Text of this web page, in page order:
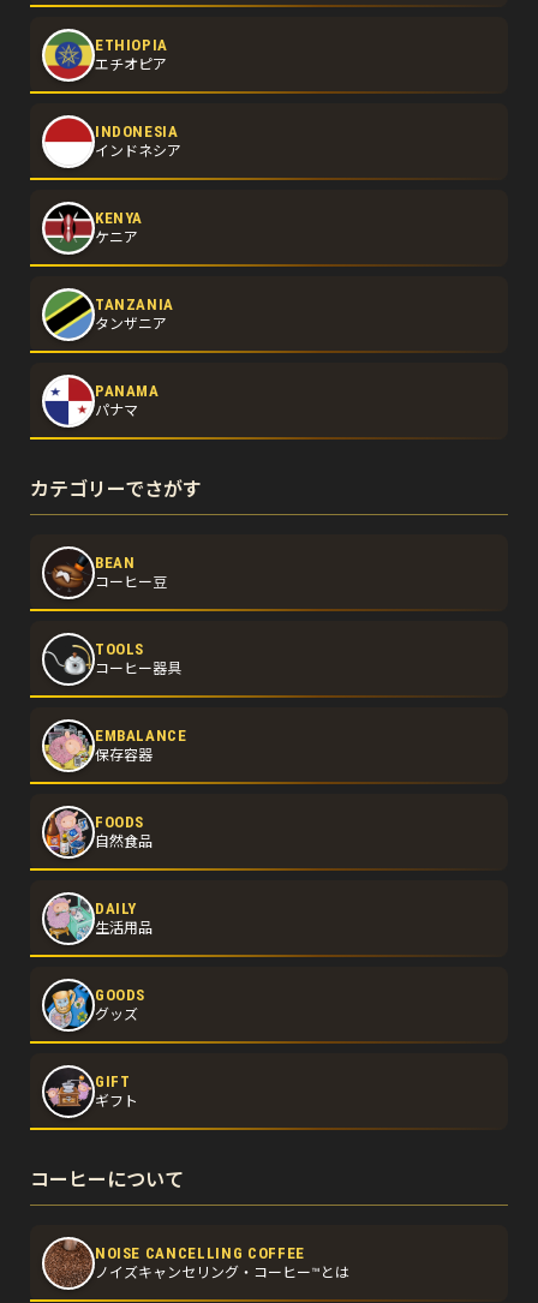
ETHIOPIA
エチオピア
INDONESIA
インドネシア
KENYA
ケニア
TANZANIA
タンザニア
PANAMA
パナマ
カテゴリーでさがす
BEAN
コーヒー豆
TOOLS
コーヒー器具
EMBALANCE
保存容器
FOODS
自然食品
DAILY
生活用品
GOODS
グッズ
GIFT
ギフト
コーヒーについて
NOISE CANCELLING COFFEE
ノイズキャンセリング・コーヒー™とは